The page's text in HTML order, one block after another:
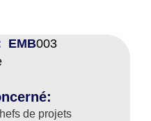
EMB003
de projets